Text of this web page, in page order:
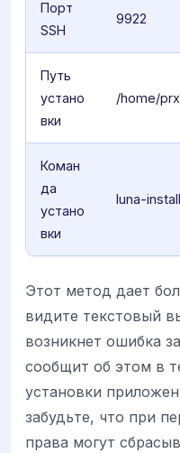
Порт
SSH
9922
Путь
устано
вки
/home/
Коман
да
устано
вки
luna-install
Этот метод дает
видите текстовый
возникнет ошибка
сообщит об этом в
установки
забудьте, что при
права могут